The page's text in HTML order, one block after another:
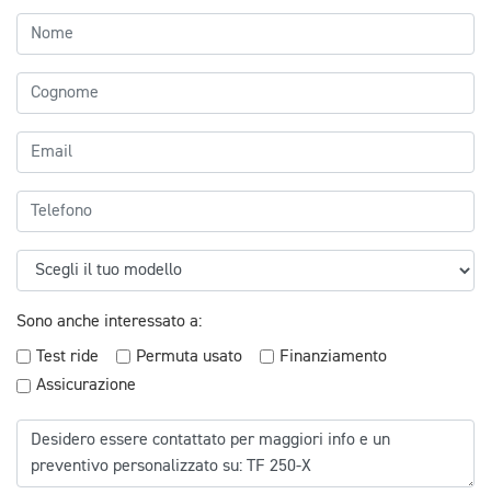
Sono anche interessato a:
Test ride
Permuta usato
Finanziamento
Assicurazione